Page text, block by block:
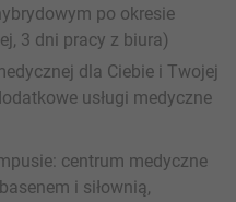
po okresie
3 dni pracy z biura)
dla Ciebie i Twojej
usługi medyczne
centrum medyczne
i siłownią,